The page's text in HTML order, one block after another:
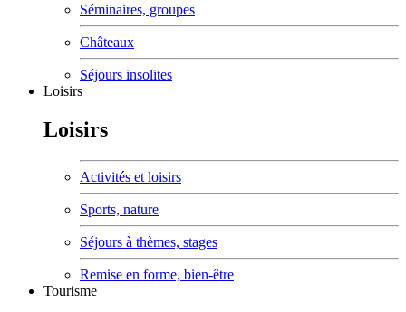
Séminaires, groupes
Châteaux
Séjours insolites
Loisirs
Loisirs
Activités et loisirs
Sports, nature
Séjours à thèmes, stages
Remise en forme, bien-être
Tourisme